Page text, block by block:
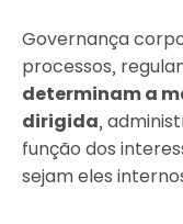
Governança
processos,
determinam a
dirigida,
função dos
sejam eles